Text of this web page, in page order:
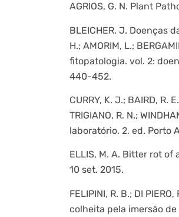
AGRIOS, G. N. Plant
BLEICHER, J. Doenças
H.; AMORIM, L.;
fitopatologia. vol. 2:
440-452.
CURRY, K. J.; BAIRD,
TRIGIANO, R. N.;
laboratório. 2. ed. Porto
ELLIS, M. A. Bitter rot
10 set. 2015.
FELIPINI, R. B.; DI
colheita pela imersão